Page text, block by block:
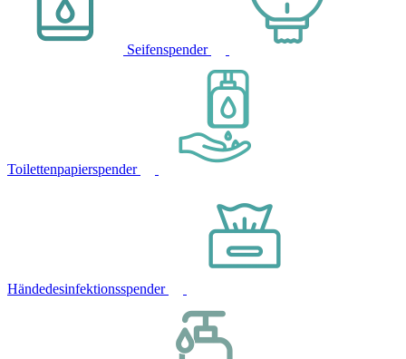
Seifenspender
Toilettenpapierspender
Händedesinfektionsspender